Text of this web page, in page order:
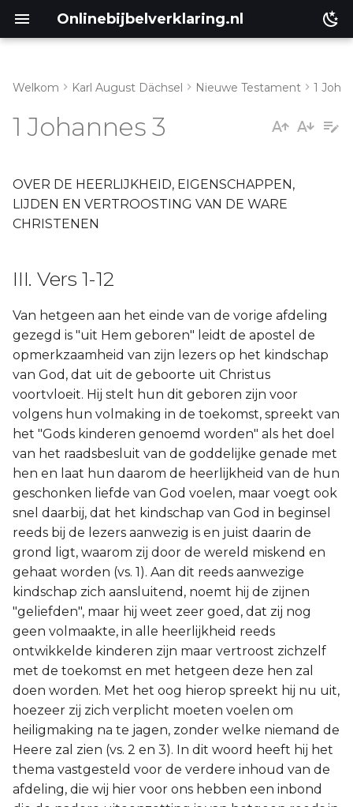
Onlinebijbelverklaring.nl
Éxodus
Leviticus
Prediker
Joël
Jona
Hábakuk
Welkom Karl August Dächsel Nieuwe Testament 1
1 Johannes 3
OVER DE HEERLIJKHEID, EIGENSCHAPPEN,
LIJDEN EN VERTROOSTING VAN DE WARE
CHRISTENEN
III. Vers 1-12
Van hetgeen aan het einde van de vorige afdeling
gezegd is "uit Hem geboren" leidt de apostel de
opmerkzaamheid van zijn lezers op het kindschap
van God, dat uit de geboorte uit Christus
voortvloeit. Hij stelt hun dit geboren zijn voor
volgens hun volmaking in de toekomst, spreekt van
het "Gods kinderen genoemd worden" als het doel
van het raadsbesluit van de goddelijke genade met
hen en laat hun daarom de heerlijkheid van de hun
geschonken liefde van God voelen, maar voegt ook
snel daarbij, dat het kindschap van God in beginsel
reeds bij de lezers aanwezig is en juist daarin de
grond ligt, waarom zij door de wereld miskend en
gehaat worden (vs. 1). Aan dit reeds aanwezige
kindschap zich aansluitend, noemt hij de zijnen
"geliefden", maar hij weet zeer goed, dat zij nog
geen volmaakte, in alle heerlijkheid reeds
ontwikkelde kinderen zijn maar vertroost zichzelf
met de toekomst en met hetgeen deze hen zal
doen worden. Met het oog hierop spreekt hij nu uit,
hoezeer zij zich verplicht moeten voelen om
heiligmaking na te jagen, zonder welke niemand de
Heere zal zien (vs. 2 en 3). In dit woord heeft hij het
thema vastgesteld voor de verdere inhoud van de
afdeling, die wij hier voor ons hebben een inbond